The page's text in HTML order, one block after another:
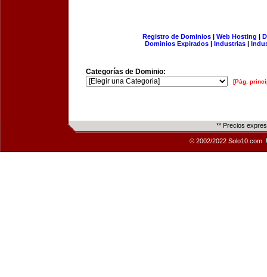
Registro de Dominios| Web Hosting |
Dominios Expirados | Industrias |
Categorías de Dominio:
[Pág.
** Precios
© 2002/2022 Solo10.com